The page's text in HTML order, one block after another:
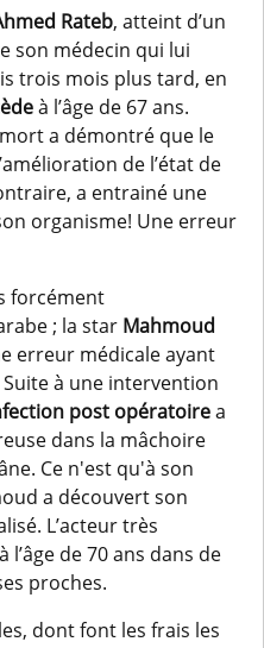
Rateb, atteint d’un
son médecin qui lui
trois mois plus tard, en
à l’âge de 67 ans.
a démontré que le
de l’état de
a entrainé une
organisme! Une erreur
forcément
; la star Mahmoud
erreur médicale ayant
Suite à une intervention
post opératoirea
dans la mâchoire
Ce n'est qu'à son
a découvert son
L’acteur très
l’âge de 70 ans dans de
proches.
dont font les frais les